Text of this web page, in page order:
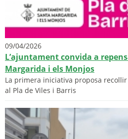
09/04/2026
L’ajuntament convida a
Margarida i els Monjos
La primera iniciativa proposa
al Pla de Viles i Barris